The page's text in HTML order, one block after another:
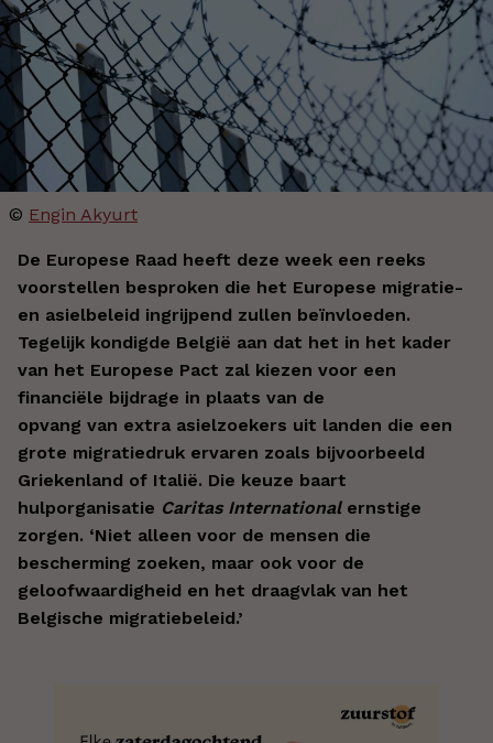
© Engin Akyurt
De Europese Raad heeft deze week een reeks
voorstellen besproken die het Europese migratie-
en asielbeleid ingrijpend zullen beïnvloeden.
Tegelijk kondigde België aan dat het in het kader
van het Europese Pact zal kiezen voor een
financiële bijdrage in plaats van de
opvang van extra asielzoekers uit landen die een
grote migratiedruk ervaren zoals bijvoorbeeld
Griekenland of Italië. Die keuze baart
hulporganisatie Caritas Internationalernstige
zorgen. ‘Niet alleen voor de mensen die
bescherming zoeken, maar ook voor de
geloofwaardigheid en het draagvlak van het
Belgische migratiebeleid.’